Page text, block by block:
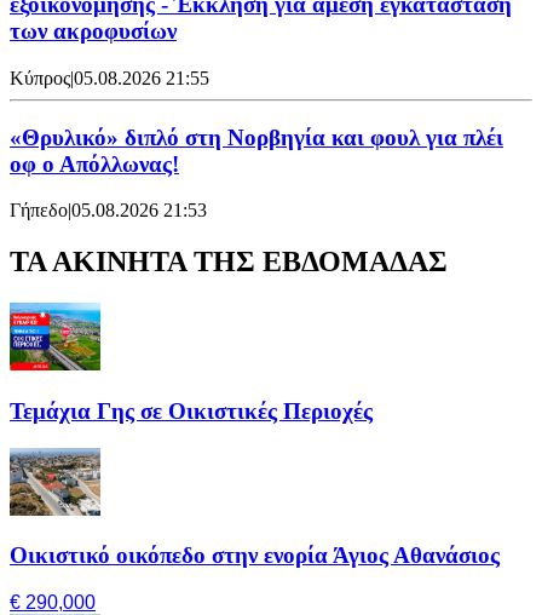
των ακροφυσίων
Κύπρος|05.08.2026 21:55
«Θρυλικό» διπλό στη Νορβηγία και φουλ για πλέι
οφ ο Απόλλωνας!
Γήπεδο|05.08.2026 21:53
ΤΑ ΑΚΙΝΗΤΑ ΤΗΣ ΕΒΔΟΜΑΔΑΣ
Τεμάχια Γης σε Οικιστικές Περιοχές
Οικιστικό οικόπεδο στην ενορία Άγιος Αθανάσιος
€ 290,000